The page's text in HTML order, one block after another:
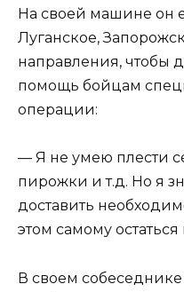
На своей машине он
Луганское,
направления, чтобы
помощь бойцам
операции:
— Я не умею плести
пирожки и т.д. Но я
доставить
этом самому
В своем